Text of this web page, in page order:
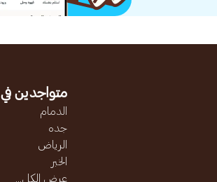
متواجدين في
الدمام
جده
الرياض
الخبر
عرض الكل...